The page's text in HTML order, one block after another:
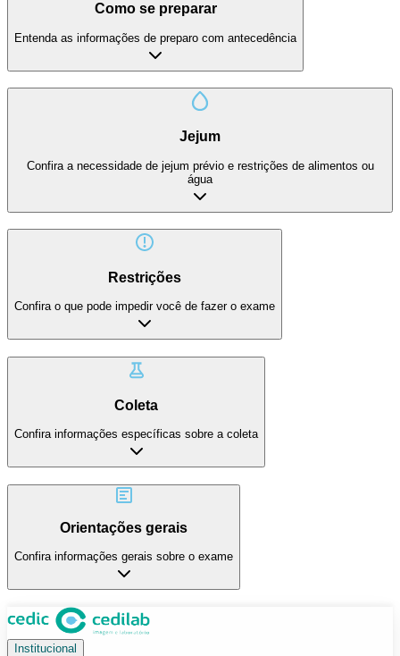
Como se preparar
Entenda as informações de preparo com antecedência
Jejum
Confira a necessidade de jejum prévio e restrições de alimentos ou
água
Restrições
Confira o que pode impedir você de fazer o exame
Coleta
Confira informações específicas sobre a coleta
Orientações gerais
Confira informações gerais sobre o exame
Institucional